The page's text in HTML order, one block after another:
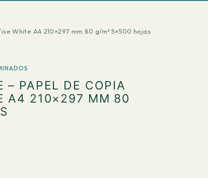
White A4 210×297 mm 80 g/m² 5×500 hojas
– PAPEL DE COPIA
A4 210×297 MM 80